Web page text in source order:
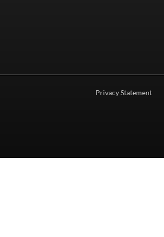
Privacy Statement